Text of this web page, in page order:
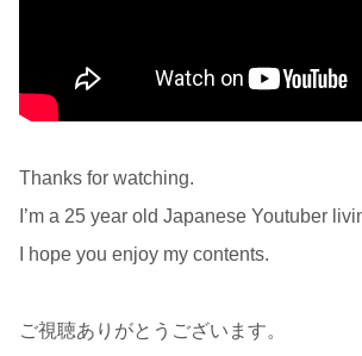
Thanks for watching.
I’m a 25 year old Japanese Youtuber
I hope you enjoy my contents.
ご視聴ありがとうございます。